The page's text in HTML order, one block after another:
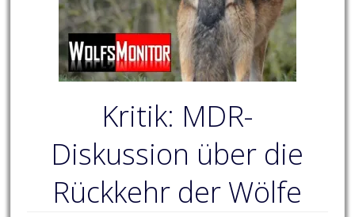
Kritik: MDR-
Diskussion über die
Rückkehr der Wölfe